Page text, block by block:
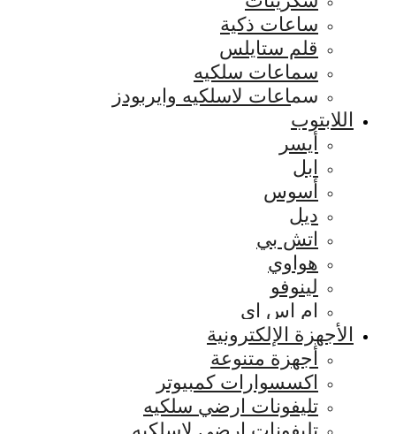
ساعات ذكية
قلم ستايلس
سماعات سلكيه
سماعات لاسلكيه وايربودز
اللابتوب
أيسر
ابل
أسوس
ديل
اتش بي
هواوي
لينوفو
ام اس اي
الأجهزة الإلكترونية
أجهزة متنوعة
اكسسوارات كمبيوتر
تليفونات ارضي سلكيه